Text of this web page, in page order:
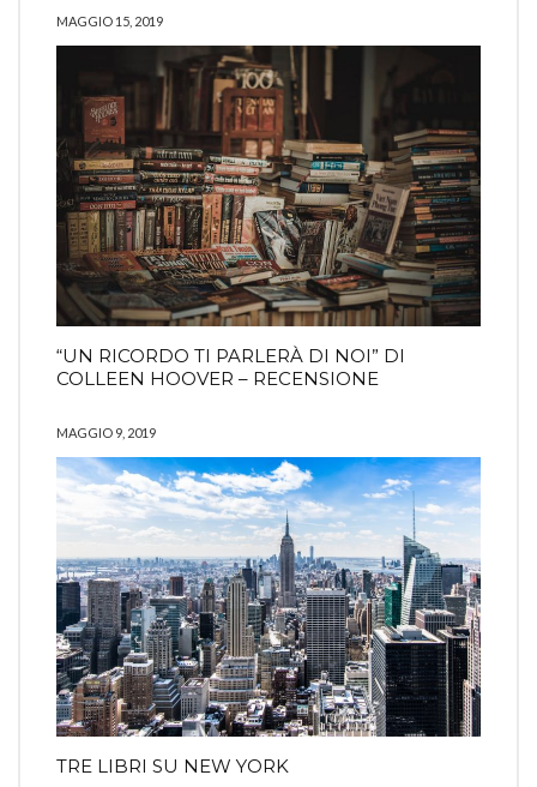
MAGGIO 15, 2019
“UN RICORDO TI PARLERÀ DI NOI” DI
COLLEEN HOOVER – RECENSIONE
MAGGIO 9, 2019
TRE LIBRI SU NEW YORK